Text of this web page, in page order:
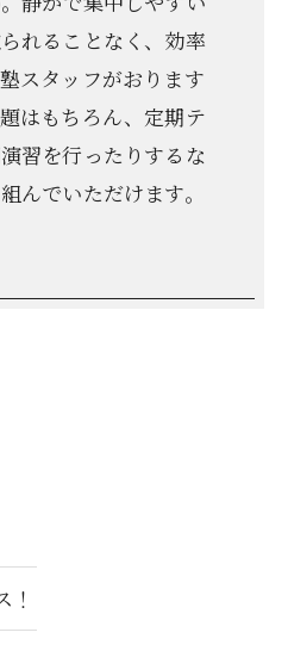
れることなく、効率
スタッフがおります
はもちろん、定期テ
習を行ったりするな
んでいただけます。